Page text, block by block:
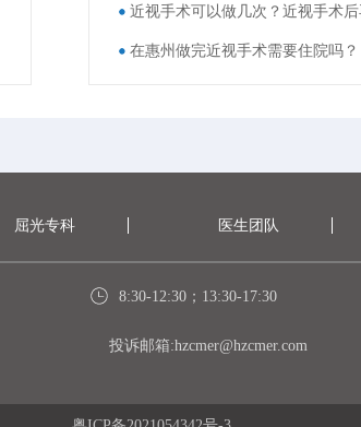
在惠州做完近视手术需要住院吗？
屈光专科 医生团队
8:30-12:30；13:30-17:30
投诉邮箱:hzcmer@hzcmer.com